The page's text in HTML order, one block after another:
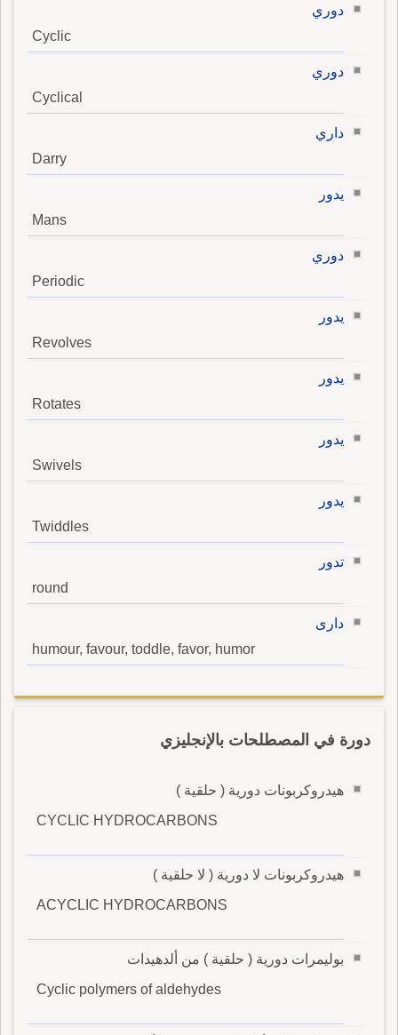
دوري
Cyclic
دوري
Cyclical
داري
Darry
يدور
Mans
دوري
Periodic
يدور
Revolves
يدور
Rotates
يدور
Swivels
يدور
Twiddles
تدور
round
دارى
humour, favour, toddle, favor, humor
دورة في المصطلحات بالإنجليزي
هيدروكربونات دورية ( حلقية )
CYCLIC HYDROCARBONS
هيدروكربونات لا دورية ( لا حلقية )
ACYCLIC HYDROCARBONS
بوليمرات دورية ( حلقية ) من ألدهيدات
Cyclic polymers of aldehydes